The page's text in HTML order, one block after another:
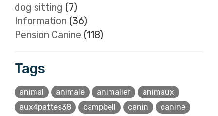
dog sitting (7)
Information (36)
Pension Canine (118)
Tags
animal animale animalier
animaux
aux4pattes38
campbell canin
canine